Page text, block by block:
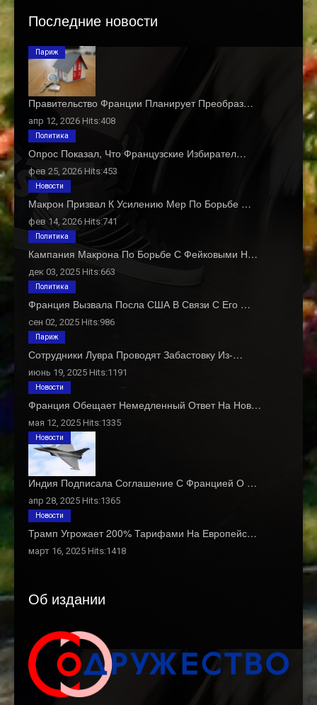
Последние новости
Правительство Франции Планирует Преобраз…
апр 12, 2026 Hits:408
Париж
Опрос Показал, Что Французские Избирател…
фев 25, 2026 Hits:453
Политика
Макрон Призвал К Усилению Мер По Борьбе …
фев 14, 2026 Hits:741
Новости
Кампания Макрона По Борьбе С Фейковыми Н…
дек 03, 2025 Hits:663
Политика
Франция Вызвала Посла США В Связи С Его …
сен 02, 2025 Hits:986
Политика
Сотрудники Лувра Проводят Забастовку Из-…
июнь 19, 2025 Hits:1191
Париж
Франция Обещает Немедленный Ответ На Нов…
мая 12, 2025 Hits:1335
Новости
Индия Подписала Соглашение С Францией О …
апр 28, 2025 Hits:1365
Новости
Трамп Угрожает 200% Тарифами На Европейс…
март 16, 2025 Hits:1418
Новости
Об издании